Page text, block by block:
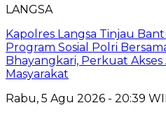
LANGSA
Kapolres Langsa Tinjau
Program Sosial Polri
Bhayangkari, Perkuat Akses
Masyarakat
Rabu, 5 Agu 2026 - 20:39